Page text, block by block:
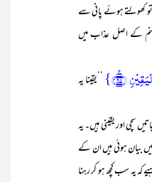
تو کھولتے ہوئے پانی سے
کے اصل عذاب میں
﴿ۚ۹۵﴾}
’’یقینا یہ
اور یقینی ہیں۔ یہ
بیان ہوئی ہیں ان کے
کہ یہ سب کچھ ہو کر رہنا